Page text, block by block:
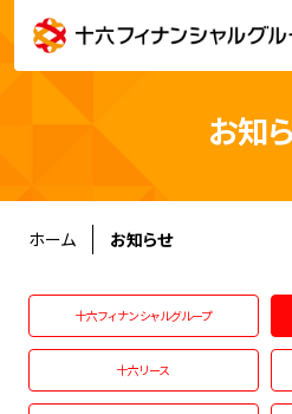
会社情報
サステナビリティ
採用情報
お知
ホーム お知らせ
十六フィナンシャルグループ
十六リース